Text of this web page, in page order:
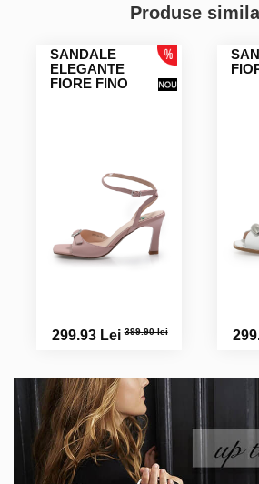
Produse
SANDALE
ELEGANTE
FIORE FINO
299.93 Lei399.90 lei